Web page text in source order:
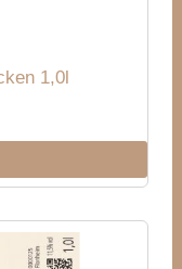
1,0l